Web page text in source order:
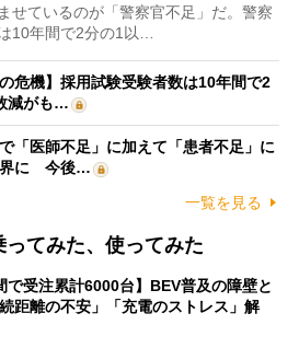
せているのが「警察官不足」だ。警察
10年間で2分の1以…
危機】採用試験受験者数は10年間で2
減がも…
「医師不足」に加えて「患者不足」に
界に 今後…
一覧を見る
てみた、使ってみた
で受注累計6000台】BEV普及の障壁と
距離の不安」「充電のストレス」解